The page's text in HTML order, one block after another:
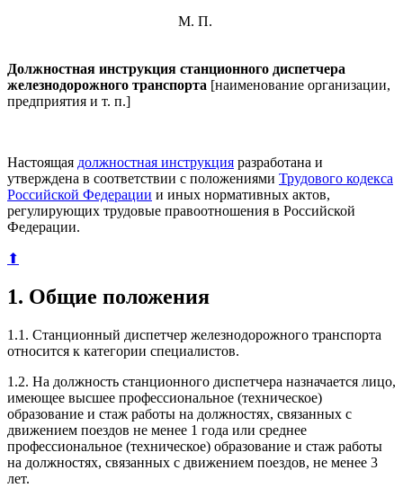
М. П.
Должностная инструкция станционного диспетчера
железнодорожного транспорта [наименование организации,
предприятия и т. п.]
Настоящая должностная инструкция разработана и
утверждена в соответствии с положениями Трудового кодекса
Российской Федерации и иных нормативных актов,
регулирующих трудовые правоотношения в Российской
Федерации.
⬆
1. Общие положения
1.1. Станционный диспетчер железнодорожного транспорта
относится к категории специалистов.
1.2. На должность станционного диспетчера назначается лицо,
имеющее высшее профессиональное (техническое)
образование и стаж работы на должностях, связанных с
движением поездов не менее 1 года или среднее
профессиональное (техническое) образование и стаж работы
на должностях, связанных с движением поездов, не менее 3
лет.